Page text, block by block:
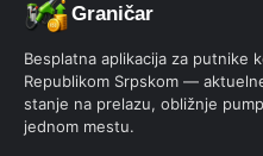
Graničar
Besplatna aplikacija za putnike
Republikom Srpskom —
stanje na prelazu, obližnje
jednom mestu.